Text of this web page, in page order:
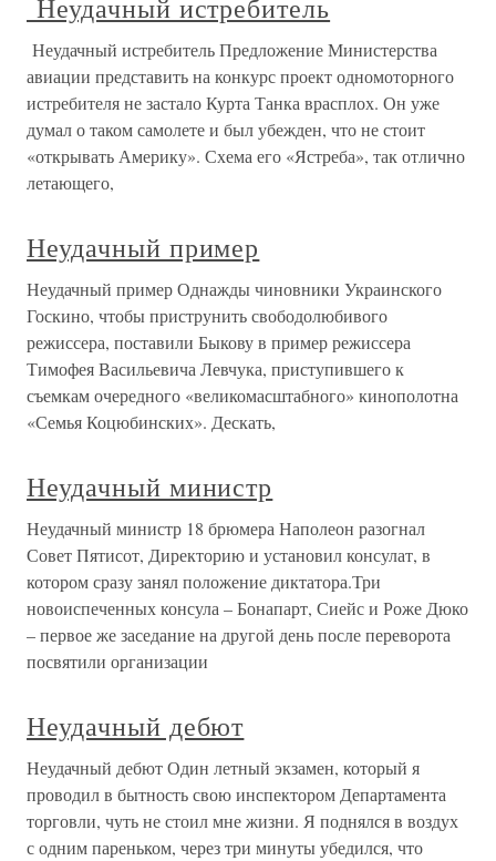
Неудачный истребитель
Неудачный истребитель Предложение Министерства
авиации представить на конкурс проект одномоторного
истребителя не застало Курта Танка врасплох. Он уже
думал о таком самолете и был убежден, что не стоит
«открывать Америку». Схема его «Ястреба», так отлично
летающего,
Неудачный пример
Неудачный пример Однажды чиновники Украинского
Госкино, чтобы приструнить свободолюбивого
режиссера, поставили Быкову в пример режиссера
Тимофея Васильевича Левчука, приступившего к
съемкам очередного «великомасштабного» кинополотна
«Семья Коцюбинских». Дескать,
Неудачный министр
Неудачный министр 18 брюмера Наполеон разогнал
Совет Пятисот, Директорию и установил консулат, в
котором сразу занял положение диктатора.Три
новоиспеченных консула – Бонапарт, Сиейс и Роже Дюко
– первое же заседание на другой день после переворота
посвятили организации
Неудачный дебют
Неудачный дебют Один летный экзамен, который я
проводил в бытность свою инспектором Департамента
торговли, чуть не стоил мне жизни. Я поднялся в воздух
с одним пареньком, через три минуты убедился, что